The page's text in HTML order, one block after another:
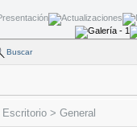
Buscar
Escritorio > General